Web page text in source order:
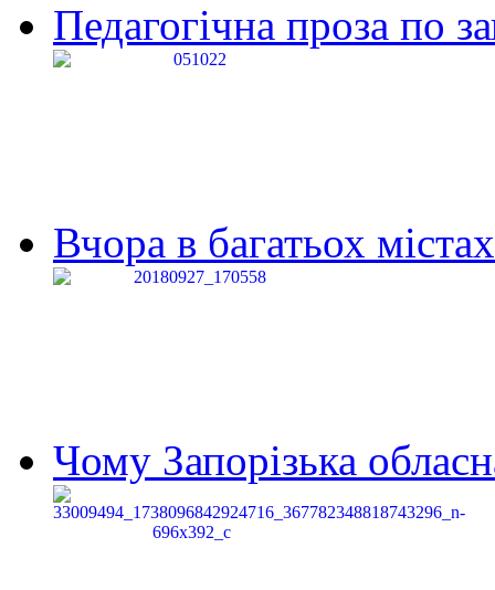
Педагогічна проза по
Вчора в багатьох
Чому Запорізька